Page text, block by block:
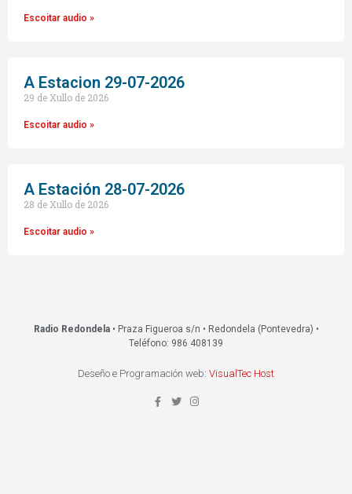
Escoitar audio »
A Estacion 29-07-2026
29 de Xullo de 2026
Escoitar audio »
A Estación 28-07-2026
28 de Xullo de 2026
Escoitar audio »
Radio Redondela• Praza Figueroa s/n • Redondela (Pontevedra) •
Teléfono: 986 408139
Deseño e Programación web: VisualTec Host